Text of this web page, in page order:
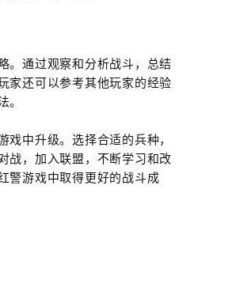
。通过观察和分析战斗，总结
家还可以参考其他玩家的经验
。
中升级。选择合适的兵种，
战，加入联盟，不断学习和改
警游戏中取得更好的战斗成